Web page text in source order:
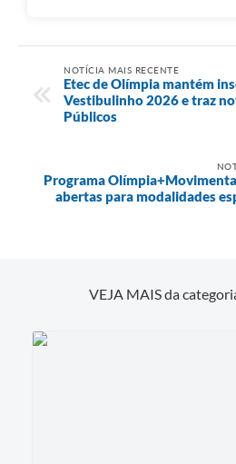
NOTÍCIA MAIS RECENTE
Etec de Olímpia mantém
Vestibulinho 2026 e traz
Públicos
Programa
abertas para modalidades
VEJA MAIS da